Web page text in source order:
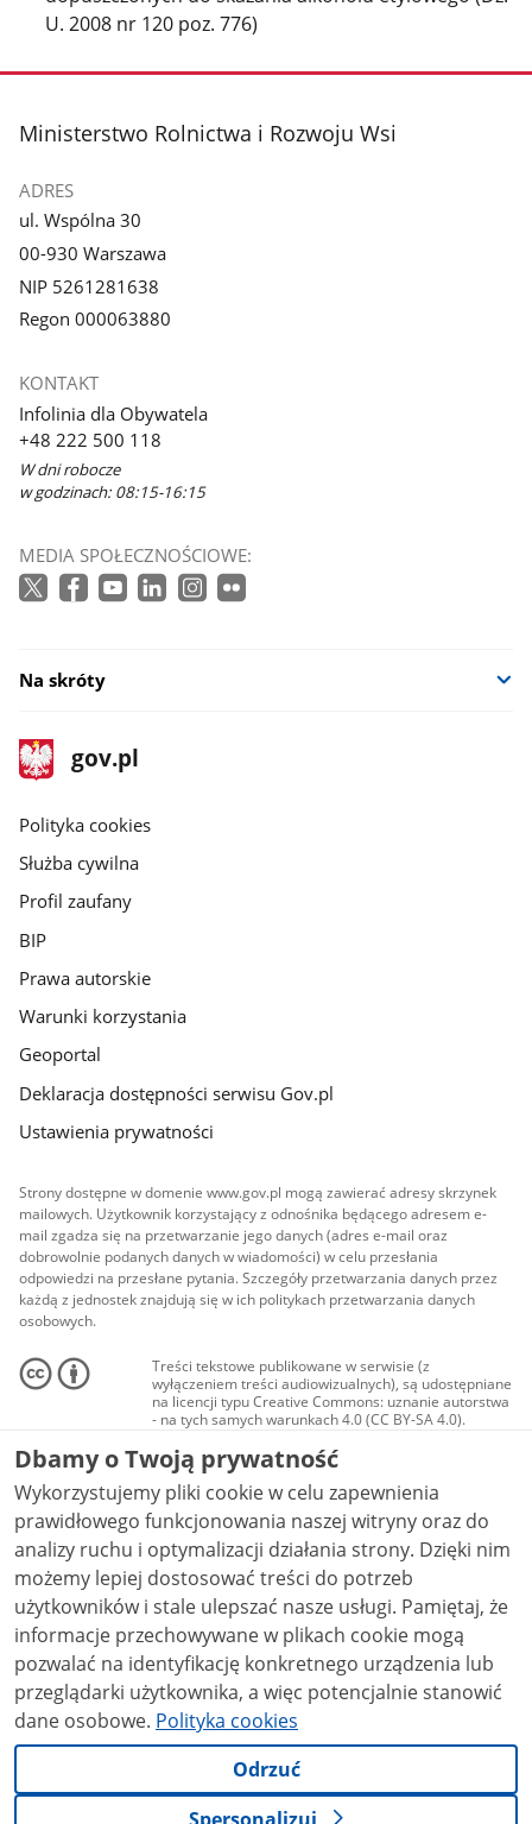
U. 2008 nr 120 poz. 776)
stopka
Ministerstwo Rolnictwa i Rozwoju Wsi
ADRES
ul. Wspólna 30
00-930 Warszawa
NIP 5261281638
Regon 000063880
KONTAKT
Infolinia dla Obywatela
+48 222 500 118
W dni robocze
w godzinach: 08:15-16:15
MEDIA SPOŁECZNOŚCIOWE:
Na skróty
stopka
gov.pl
Strona
gov.pl
gov.pl
Polityka cookies
Służba cywilna
Profil zaufany
BIP
Prawa autorskie
Warunki korzystania
Geoportal
Deklaracja dostępności serwisu Gov.pl
Ustawienia prywatności
Strony dostępne w domenie www.gov.pl mogą zawierać adresy skrzynek
mailowych. Użytkownik korzystający z odnośnika będącego adresem e-
mail zgadza się na przetwarzanie jego danych (adres e-mail oraz
dobrowolnie podanych danych w wiadomości) w celu przesłania
odpowiedzi na przesłane pytania. Szczegóły przetwarzania danych przez
każdą z jednostek znajdują się w ich politykach przetwarzania danych
osobowych.
Treści tekstowe publikowane w serwisie (z
wyłączeniem treści audiowizualnych), są udostępniane
na licencji typu Creative Commons: uznanie autorstwa
- na tych samych warunkach 4.0 (CC BY-SA 4.0).
Materiały audiowizualne, w tym zdjęcia, materiały
audio i wideo, są udostępniane na licencji typu
Creative Commons: uznanie autorstwa użycie
niekomercyjne - bez utworów zależnych 4.0 (CC BY-
NC-ND 4.0), o ile nie jest to stwierdzone inaczej.
Dbamy o Twoją prywatność
Wykorzystujemy pliki cookie w celu zapewnienia
prawidłowego funkcjonowania naszej witryny oraz do
analizy ruchu i optymalizacji działania strony. Dzięki nim
możemy lepiej dostosować treści do potrzeb
użytkowników i stale ulepszać nasze usługi. Pamiętaj, że
informacje przechowywane w plikach cookie mogą
pozwalać na identyfikację konkretnego urządzenia lub
przeglądarki użytkownika, a więc potencjalnie stanowić
dane osobowe. Polityka cookies
Odrzuć